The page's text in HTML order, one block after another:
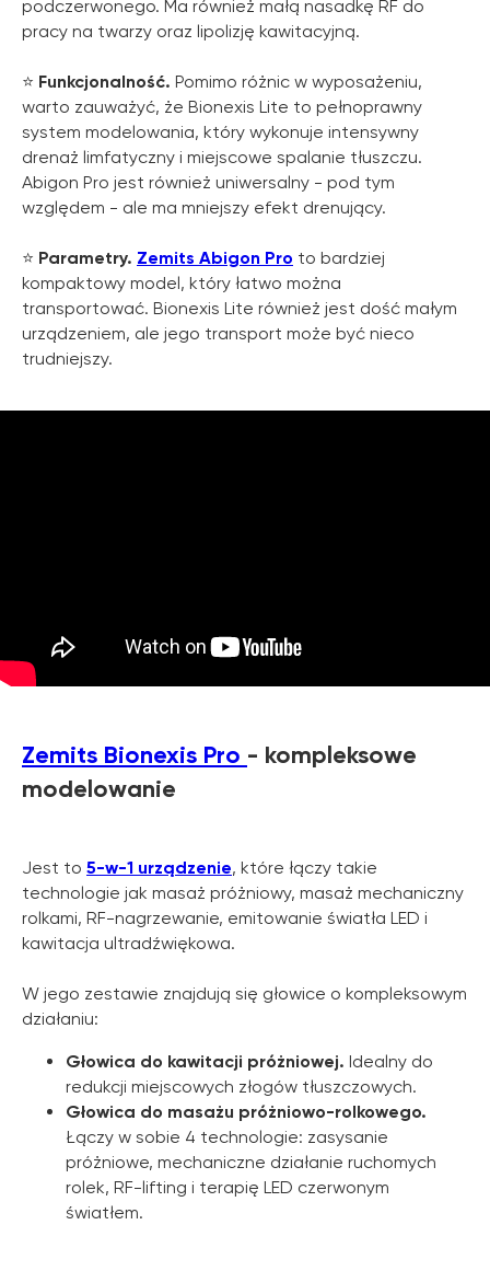
podczerwonego. Ma również małą nasadkę RF do
pracy na twarzy oraz lipolizję kawitacyjną.
⭐️ Funkcjonalność. Pomimo różnic w wyposażeniu,
warto zauważyć, że Bionexis Lite to pełnoprawny
system modelowania, który wykonuje intensywny
drenaż limfatyczny i miejscowe spalanie tłuszczu.
Abigon Pro jest również uniwersalny - pod tym
względem - ale ma mniejszy efekt drenujący.
⭐️ Parametry. Zemits Abigon Pro to bardziej
kompaktowy model, który łatwo można
transportować. Bionexis Lite również jest dość małym
urządzeniem, ale jego transport może być nieco
trudniejszy.
Zemits Bionexis Pro - kompleksowe
modelowanie
Jest to 5-w-1 urządzenie, które łączy takie
technologie jak masaż próżniowy, masaż mechaniczny
rolkami, RF-nagrzewanie, emitowanie światła LED i
kawitacja ultradźwiękowa.
W jego zestawie znajdują się głowice o kompleksowym
działaniu:
Głowica do kawitacji próżniowej. Idealny do
redukcji miejscowych złogów tłuszczowych.
Głowica do masażu próżniowo-rolkowego.
Łączy w sobie 4 technologie: zasysanie
próżniowe, mechaniczne działanie ruchomych
rolek, RF-lifting i terapię LED czerwonym
światłem.